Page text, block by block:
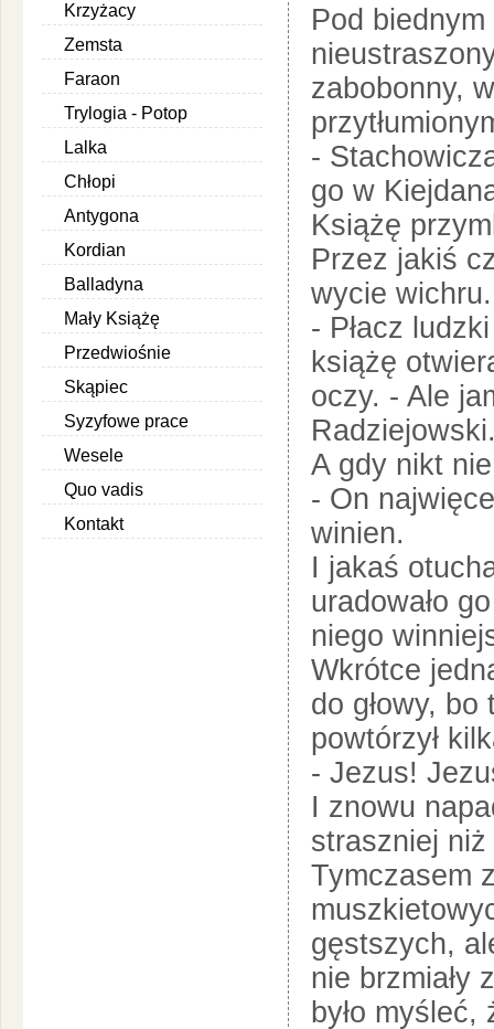
Krzyżacy
Zemsta
Faraon
Trylogia - Potop
Lalka
Chłopi
Antygona
Kordian
Balladyna
Mały Książę
Przedwiośnie
Skąpiec
Syzyfowe prace
Wesele
Quo vadis
Kontakt
Pod biednym
zabobonny,
-
go w
Książę
Przez jakiś
wycie wichru.
- Płacz
książę
oczy. - Ale
A gdy nikt nie
- On
winien.
I jakaś
uradowało
niego
Wkrótce
do głowy, bo
powtórzył
- Jezus!
I znowu
straszniej
Tymczasem
gęstszych,
nie brzmiały
było